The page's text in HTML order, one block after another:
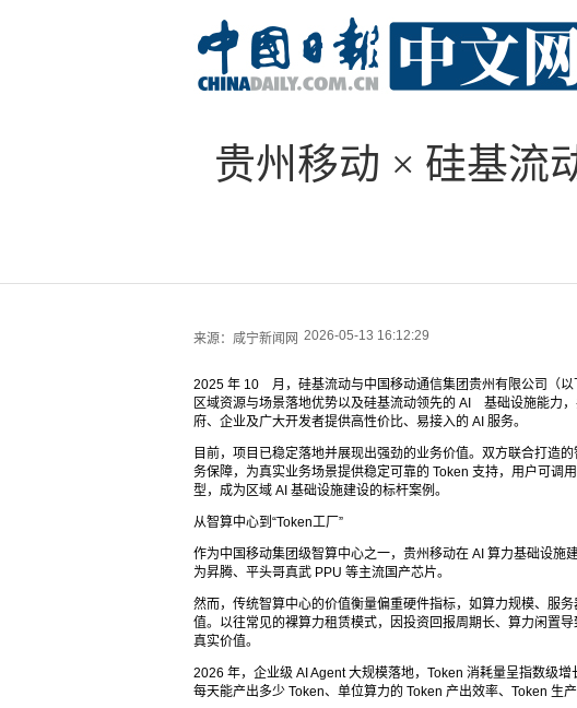
贵州移动 × 硅基流
来源： 咸宁新闻网 2026-05-13 16:12:29
2025 年 10 月，硅基流动与中国移动通信集团贵州有限公司（以
区域资源与场景落地优势以及硅基流动领先的 AI 基础设施能力
府、企业及广大开发者提供高性价比、易接入的 AI 服务。
目前，项目已稳定落地并展现出强劲的业务价值。双方联合打造
务保障，为真实业务场景提供稳定可靠的 Token 支持，用户可
型，成为区域 AI 基础设施建设的标杆案例。
从智算中心到“Token工厂”
作为中国移动集团级智算中心之一，贵州移动在 AI 算力基础设
为昇腾、平头哥真武 PPU 等主流国产芯片。
然而，传统智算中心的价值衡量偏重硬件指标，如算力规模、服
值。以往常见的裸算力租赁模式，因投资回报周期长、算力闲置
真实价值。
2026 年，企业级 AI Agent 大规模落地，Token 消耗量呈指数级
每天能产出多少 Token、单位算力的 Token 产出效率、Token 生